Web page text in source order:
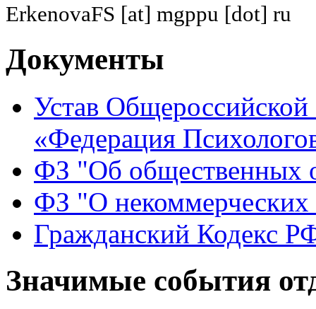
ErkenovaFS [at] mgppu [dot] ru
Документы
Устав
«Федерация
ФЗ "Об общественных
ФЗ "О некоммерческих
Гражданский Кодекс
Значимые события